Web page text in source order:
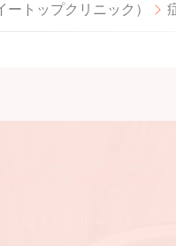
トップクリニック）